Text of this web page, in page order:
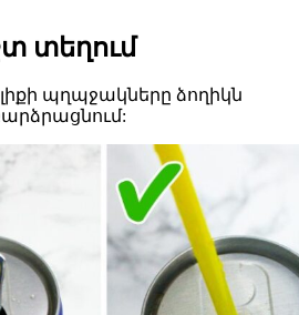
տեղում
պղպջակները ձողիկն